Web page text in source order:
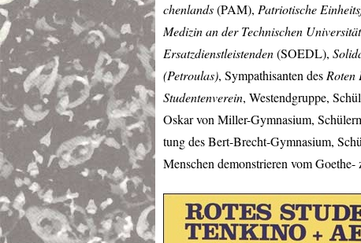
chenlands(PAM), Patriotische
Medizin an der Technischen Universität
Ersatzdienstleistenden(SOEDL),
(Petroulas), Sympathisanten des Roten
Studentenverein, Westendgruppe,
Oskar von Miller-Gymnasium,
tung des Bert-Brecht-Gymnasium,
Menschen demonstrieren vom